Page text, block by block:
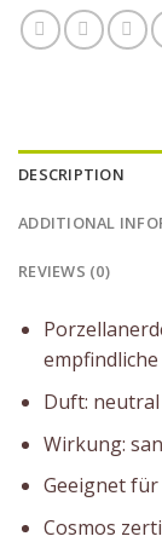
DESCRIPTION
ADDITIONAL
REVIEWS (0)
Duft:
Wirkung:
Geeignet
Cosmos